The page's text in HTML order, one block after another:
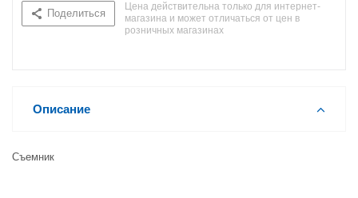
Поделиться
Цена действительна только для интернет-
магазина и может отличаться от цен в
розничных магазинах
Описание
Съемник